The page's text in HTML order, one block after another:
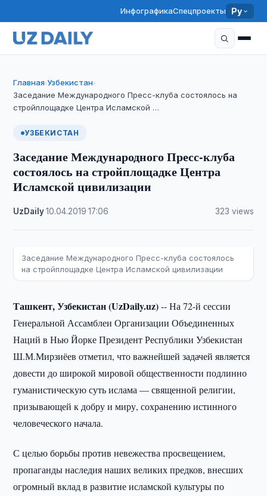
ИнфографикаСпецпроекты Ру
Главная›Узбекистан›
Заседание Международного Пресс-клуба состоялось на
стройплощадке Центра Исламской …
УЗБЕКИСТАН
Заседание Международного Пресс-клуба
состоялось на стройплощадке Центра
Исламской цивилизации
UzDaily·10.04.2019 ·17:06 323 views
Заседание Международного Пресс-клуба состоялось
на стройплощадке Центра Исламской цивилизации
Ташкент, Узбекистан (UzDaily.uz)-- На 72-й сессии
Генеральной Ассамблеи Организации Объединенных
Наций в Нью Йорке Президент Республики Узбекистан
Ш.М.Мирзиёев отметил, что важнейшей задачей является
довести до широкой мировой общественности подлинно
гуманистическую суть ислама — священной религии,
призывающей к добру и миру, сохранению истинного
человеческого начала.
С целью борьбы против невежества просвещением,
пропаганды наследия наших великих предков, внесших
огромный вклад в развитие исламской культуры по